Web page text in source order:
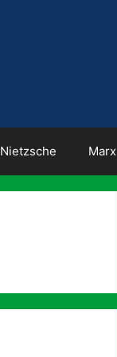
Nietzsche Marx